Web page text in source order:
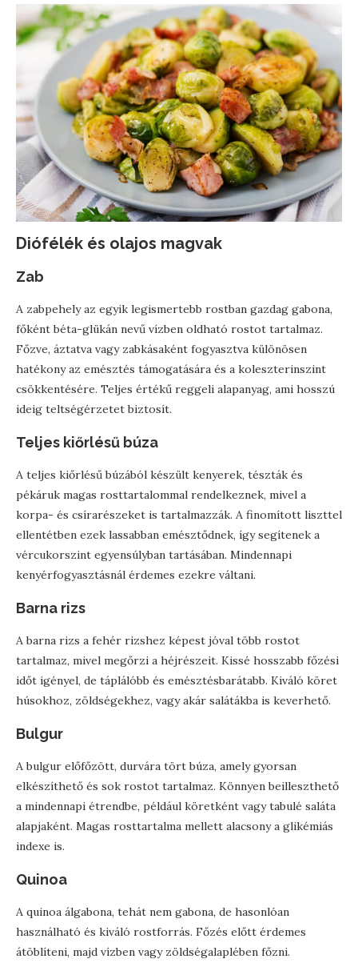
Diófélék és olajos magvak
Zab
A zabpehely az egyik legismertebb rostban gazdag gabona,
főként béta-glükán nevű vízben oldható rostot tartalmaz.
Főzve, áztatva vagy zabkásaként fogyasztva különösen
hatékony az emésztés támogatására és a koleszterinszint
csökkentésére. Teljes értékű reggeli alapanyag, ami hosszú
ideig teltségérzetet biztosít.
Teljes kiőrlésű búza
A teljes kiőrlésű búzából készült kenyerek, tészták és
pékáruk magas rosttartalommal rendelkeznek, mivel a
korpa- és csírarészeket is tartalmazzák. A finomított liszttel
ellentétben ezek lassabban emésztődnek, így segítenek a
vércukorszint egyensúlyban tartásában. Mindennapi
kenyérfogyasztásnál érdemes ezekre váltani.
Barna rizs
A barna rizs a fehér rizshez képest jóval több rostot
tartalmaz, mivel megőrzi a héjrészeit. Kissé hosszabb főzési
időt igényel, de táplálóbb és emésztésbarátabb. Kiváló köret
húsokhoz, zöldségekhez, vagy akár salátákba is keverhető.
Bulgur
A bulgur előfőzött, durvára tört búza, amely gyorsan
elkészíthető és sok rostot tartalmaz. Könnyen beilleszthető
a mindennapi étrendbe, például köretként vagy tabulé saláta
alapjaként. Magas rosttartalma mellett alacsony a glikémiás
indexe is.
Quinoa
A quinoa álgabona, tehát nem gabona, de hasonlóan
használható és kiváló rostforrás. Főzés előtt érdemes
átöblíteni, majd vízben vagy zöldségalaplében főzni.